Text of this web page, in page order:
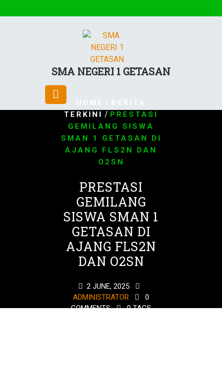
SMA NEGERI 1 GETASAN
HOME / BERITA
TERKINI / PRESTASI
GEMILANG SISWA
SMAN 1 GETASAN DI
AJANG FLS2N DAN
O2SN
PRESTASI
GEMILANG
SISWA SMAN 1
GETASAN DI
AJANG FLS2N
DAN O2SN
2 JUNE, 2025
ADMINISTRATOR
0
COMMENTS
0 TAGS